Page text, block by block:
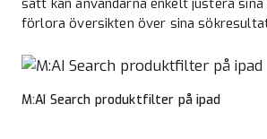
förlora översikten över sina
M:AI Search produktfilter på ipad